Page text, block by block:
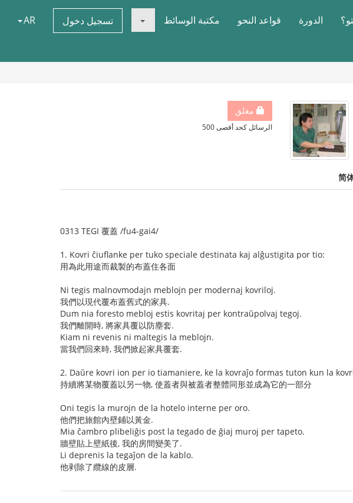
الدورة قواعد النحو مكتبة الوسائط تسجيل دخول AR
مغلق
الرسائل كحد أقصى 500
简
0313 TEGI 覆蓋 /fu4-gai4/
1. Kovri ĉiuflanke per tuko speciale destinata kaj alĝustigita por tio:
用為此用途而裁製的布蓋住各面
Ni tegis malnovmodajn meblojn per modernaj kovriloj.
我們以現代覆布蓋舊式的家具.
Dum nia foresto mebloj estis kovritaj per kontraŭpolvaj tegoj.
我們離開時, 將家具覆以防塵套.
Kiam ni revenis ni maltegis la meblojn.
當我們回來時, 我們掀起家具覆套.
2. Daŭre kovri ion per io tiamaniere, ke la kovraĵo formas tuton kun la
持續將某物覆蓋以另一物, 使蓋者與被蓋者整體同形並成為它的一部分
Oni tegis la murojn de la hotelo interne per oro.
他們把旅館內壁鋪以黃金.
Mia ĉambro plibeliĝis post la tegado de ĝiaj muroj per tapeto.
牆壁貼上壁紙後, 我的房間變美了.
Li deprenis la tegaĵon de la kablo.
他剥除了纜線的皮層.